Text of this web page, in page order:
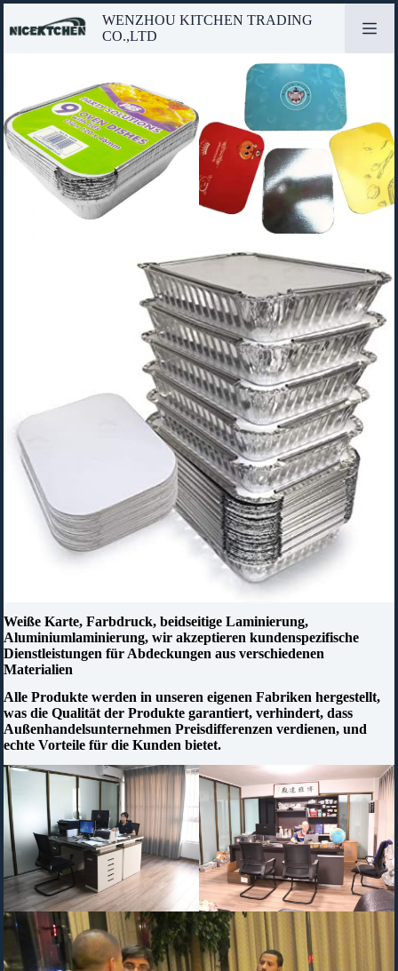
Inhalt
WENZHOU KITCHEN TRADING
CO.,LTD
Weiße Karte, Farbdruck, beidseitige Laminierung,
Aluminiumlaminierung, wir akzeptieren kundenspezifische
Dienstleistungen für Abdeckungen aus verschiedenen
Materialien
Alle Produkte werden in unseren eigenen Fabriken hergestellt,
was die Qualität der Produkte garantiert, verhindert, dass
Außenhandelsunternehmen Preisdifferenzen verdienen, und
echte Vorteile für die Kunden bietet.